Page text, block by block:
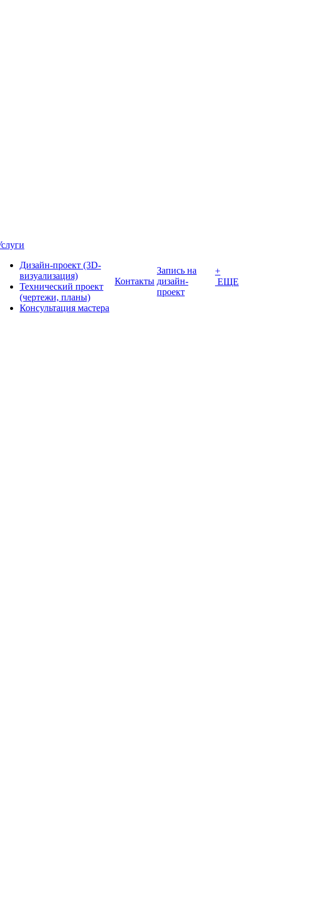
Дизайн-проект (3D-
визуализация)
Технический проект
(чертежи, планы)
Консультация мастера
Контакты
Запись на
дизайн-
проект
+
ЕЩЕ